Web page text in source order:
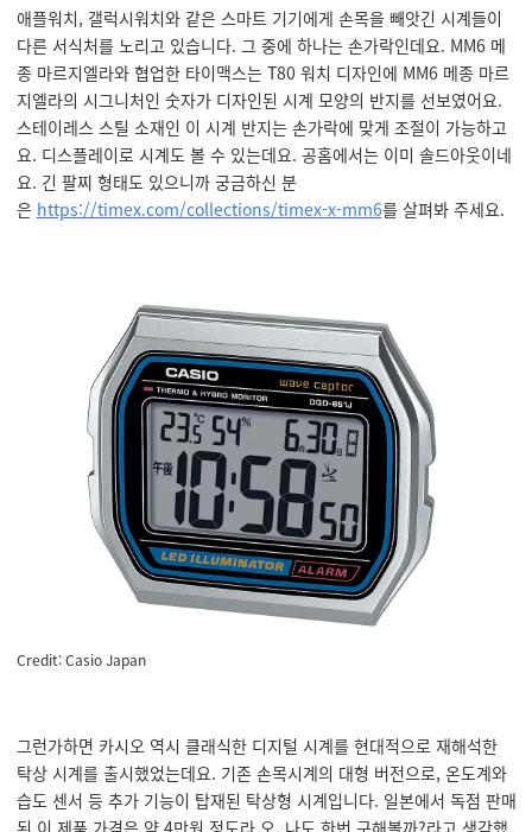
애플워치, 갤럭시워치와 같은 스마트 기기에게 손목을 빼앗긴 시계들이
다른 서식처를 노리고 있습니다. 그 중에 하나는 손가락인데요. MM6 메
종 마르지엘라와 협업한 타이맥스는 T80 워치 디자인에 MM6 메종 마르
지엘라의 시그니처인 숫자가 디자인된 시계 모양의 반지를 선보였어요.
스테이레스 스틸 소재인 이 시계 반지는 손가락에 맞게 조절이 가능하고
요. 디스플레이로 시계도 볼 수 있는데요. 공홈에서는 이미 솔드아웃이네
요. 긴 팔찌 형태도 있으니까 궁금하신 분
은 https://timex.com/collections/timex-x-mm6를 살펴봐 주세요.
Credit: Casio Japan
그런가하면 카시오 역시 클래식한 디지털 시계를 현대적으로 재해석한
탁상 시계를 출시했었는데요. 기존 손목시계의 대형 버전으로, 온도계와
습도 센서 등 추가 기능이 탑재된 탁상형 시계입니다. 일본에서 독점 판매
된 이 제품 가격은 약 4만원 정도라 오, 나도 한번 구해볼까?라고 생각했